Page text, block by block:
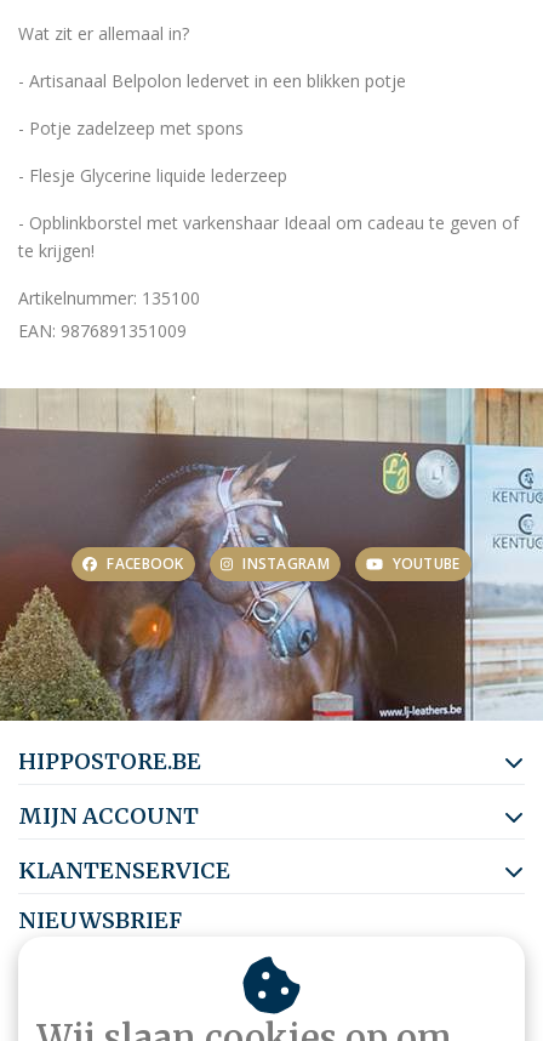
Wat zit er allemaal in?
- Artisanaal Belpolon ledervet in een blikken potje
- Potje zadelzeep met spons
- Flesje Glycerine liquide lederzeep
- Opblinkborstel met varkenshaar Ideaal om cadeau te geven of
te krijgen!
Artikelnummer: 135100
EAN: 9876891351009
FACEBOOK INSTAGRAM YOUTUBE
HIPPOSTORE.BE
MIJN ACCOUNT
KLANTENSERVICE
NIEUWSBRIEF
Abonneer je op onze nieuwsbrief om op de hoogte te blijven.